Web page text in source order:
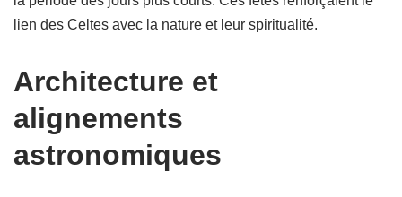
lien des Celtes avec la nature et leur spiritualité.
Architecture et
alignements
astronomiques